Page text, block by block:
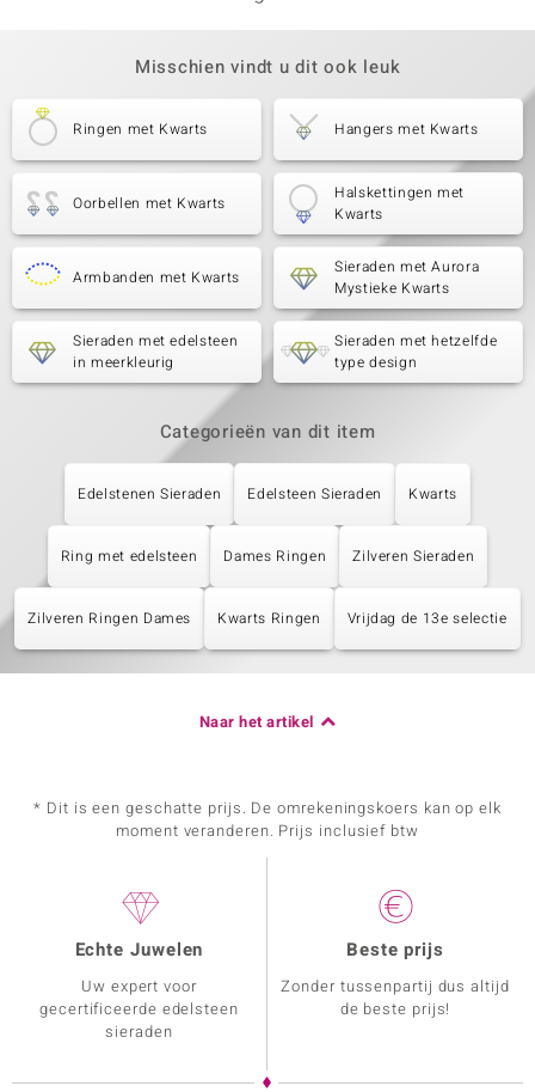
Misschien vindt u dit ook leuk
Ringen met Kwarts Hangers met Kwarts
Oorbellen met Kwarts
Halskettingen met
Kwarts
Armbanden met Kwarts
Sieraden met Aurora
Mystieke Kwarts
Sieraden met edelsteen
in meerkleurig
Sieraden met hetzelfde
type design
Categorieën van dit item
Edelstenen Sieraden Edelsteen Sieraden Kwarts
Ring met edelsteen Dames Ringen Zilveren Sieraden
Zilveren Ringen Dames Kwarts Ringen Vrijdag de 13e selectie
Naar het artikel
* Dit is een geschatte prijs. De omrekeningskoers kan op elk
moment veranderen. Prijs inclusief btw
Echte Juwelen
Uw expert voor
gecertificeerde edelsteen
sieraden
Beste prijs
Zonder tussenpartij dus altijd
de beste prijs!